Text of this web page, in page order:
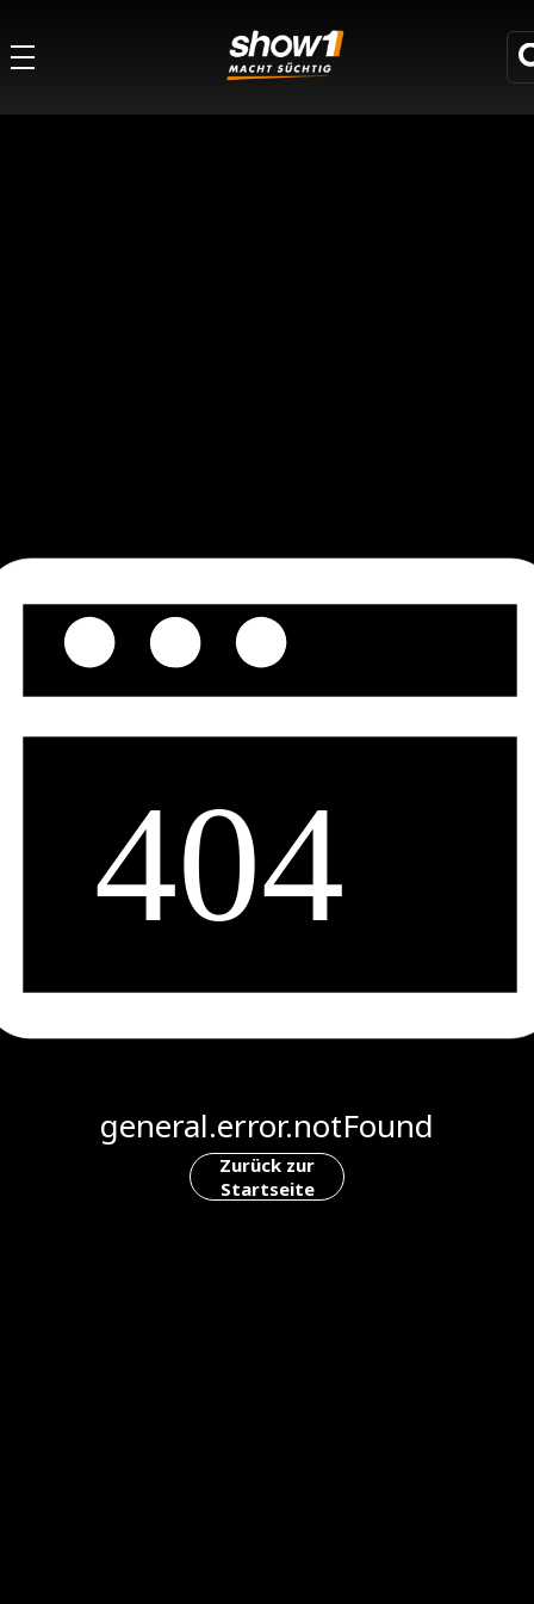
general.error.notFound
Zurück zur
Startseite